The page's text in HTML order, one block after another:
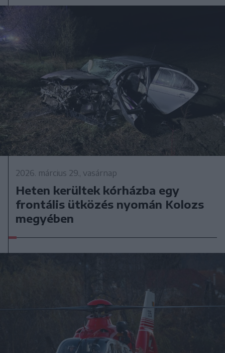
2026. március 29., vasárnap
Heten kerültek kórházba egy
frontális ütközés nyomán Kolozs
megyében